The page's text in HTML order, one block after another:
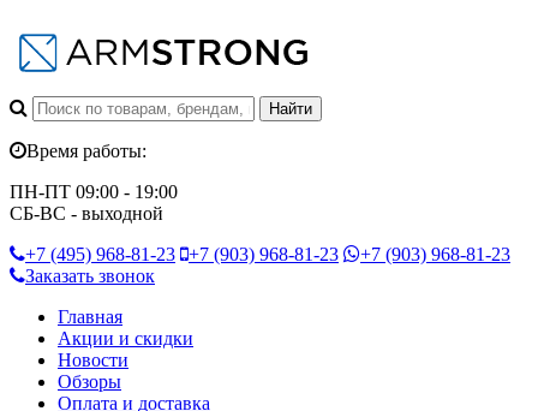
Время работы:
ПН-ПТ 09:00 - 19:00
СБ-ВС - выходной
+7 (495) 968-81-23 +7 (903) 968-81-23 +7 (903) 968-81-23
Заказать звонок
Главная
Акции и скидки
Новости
Обзоры
Оплата и доставка